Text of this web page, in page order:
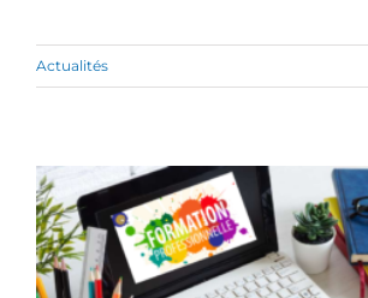
Actualités